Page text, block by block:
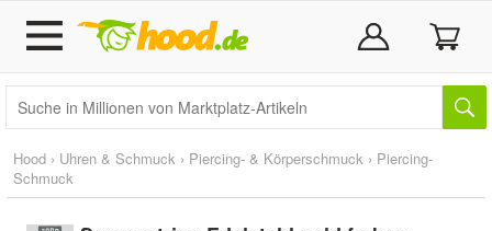
Hood › Uhren & Schmuck › Piercing- & Körperschmuck › Piercing-
Schmuck